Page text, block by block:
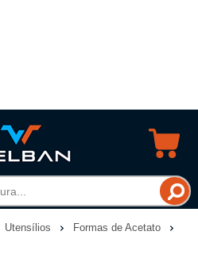
Utensílios
Formas de Acetato